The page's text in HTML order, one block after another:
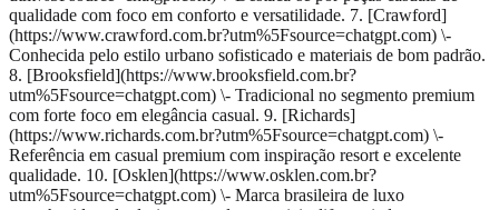
qualidade com foco em conforto e versatilidade. 7. [Crawford]
(https://www.crawford.com.br?utm%5Fsource=chatgpt.com) \-
Conhecida pelo estilo urbano sofisticado e materiais de bom padrão.
8. [Brooksfield](https://www.brooksfield.com.br?
utm%5Fsource=chatgpt.com) \- Tradicional no segmento premium
com forte foco em elegância casual. 9. [Richards]
(https://www.richards.com.br?utm%5Fsource=chatgpt.com) \-
Referência em casual premium com inspiração resort e excelente
qualidade. 10. [Osklen](https://www.osklen.com.br?
utm%5Fsource=chatgpt.com) \- Marca brasileira de luxo